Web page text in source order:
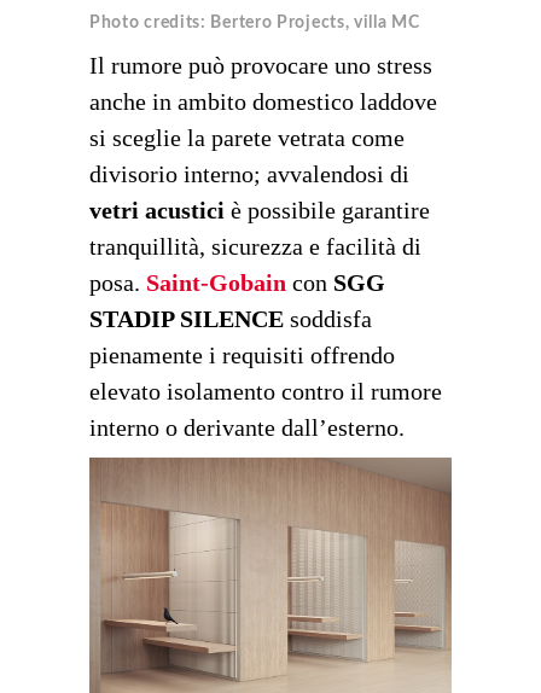
Photo credits: Bertero Projects, villa MC
Il rumore può provocare uno stress
anche in ambito domestico laddove
si sceglie la parete vetrata come
divisorio interno; avvalendosi di
vetri acustici è possibile garantire
tranquillità, sicurezza e facilità di
posa. Saint-Gobain con SGG
STADIP SILENCE soddisfa
pienamente i requisiti offrendo
elevato isolamento contro il rumore
interno o derivante dall’esterno.